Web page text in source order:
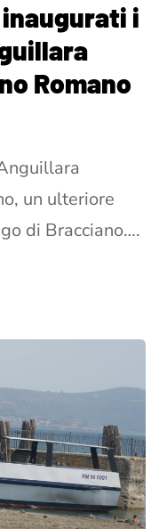
i
Romano
un ulteriore
di Bracciano….